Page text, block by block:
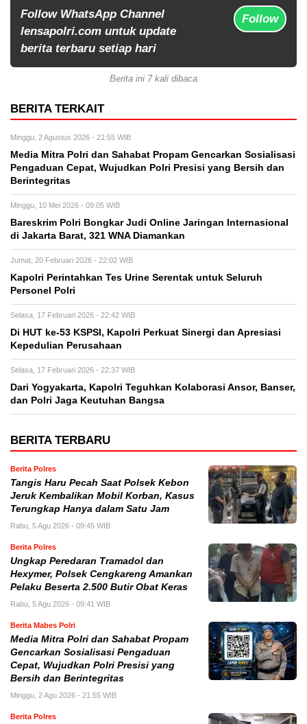
Follow WhatsApp Channel
lensapolri.com untuk update
berita terbaru setiap hari
Follow
Berita ini 7 kali dibaca
BERITA TERKAIT
Minggu, 2 Agustus 2026 - 21:55 WIB
Media Mitra Polri dan Sahabat Propam Gencarkan Sosialisasi
Pengaduan Cepat, Wujudkan Polri Presisi yang Bersih dan
Berintegritas
Minggu, 10 Mei 2026 - 09:05 WIB
Bareskrim Polri Bongkar Judi Online Jaringan Internasional
di Jakarta Barat, 321 WNA Diamankan
Jumat, 20 Februari 2026 - 22:02 WIB
Kapolri Perintahkan Tes Urine Serentak untuk Seluruh
Personel Polri
Selasa, 17 Februari 2026 - 22:42 WIB
Di HUT ke-53 KSPSI, Kapolri Perkuat Sinergi dan Apresiasi
Kepedulian Perusahaan
Selasa, 17 Februari 2026 - 22:37 WIB
Dari Yogyakarta, Kapolri Teguhkan Kolaborasi Ansor, Banser,
dan Polri Jaga Keutuhan Bangsa
BERITA TERBARU
Berita Polres
Tangis Haru Pecah Saat Polsek Kebon
Jeruk Kembalikan Mobil Korban, Kasus
Terungkap Hanya dalam Satu Jam
Rabu, 5 Agu 2026 - 09:45 WIB
Berita Polres
Ungkap Peredaran Tramadol dan
Hexymer, Polsek Cengkareng Amankan
Pelaku Beserta 2.500 Butir Obat Keras
Rabu, 5 Agu 2026 - 09:41 WIB
Berita Mabes Polri
Media Mitra Polri dan Sahabat Propam
Gencarkan Sosialisasi Pengaduan
Cepat, Wujudkan Polri Presisi yang
Bersih dan Berintegritas
Minggu, 2 Agu 2026 - 21:55 WIB
Berita Polres